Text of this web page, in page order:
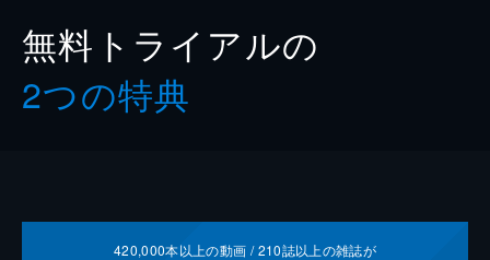
無料トライアルの
2つの特典
420,000本以上の動画 /210誌以上の雑誌が